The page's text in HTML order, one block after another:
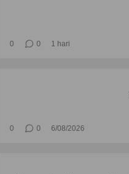
0 0 1 hari
0 0 6/08/2026